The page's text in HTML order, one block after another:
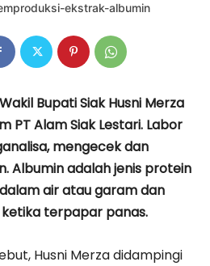
ekstrak-albumin
Bupati Siak Husni Merza
PT Alam Siak Lestari. Labor
mengecek dan
Albumin adalah jenis protein
air atau garam dan
terpapar panas.
Husni Merza didampingi